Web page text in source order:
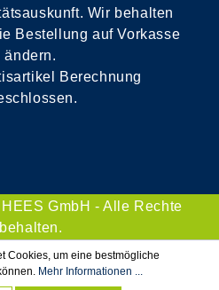
Wir behalten
Bestellung auf Vorkasse
ändern.
Berechnung
GmbH - Alle Rechte
Cookies, um eine bestmögliche
Mehr Informationen ...